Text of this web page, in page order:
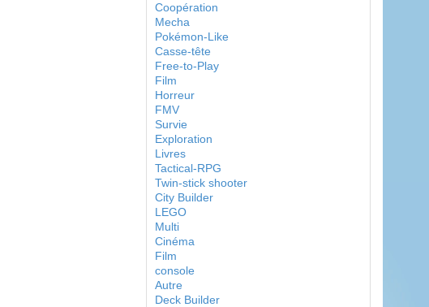
Coopération
Mecha
Pokémon-Like
Casse-tête
Free-to-Play
Film
Horreur
FMV
Survie
Exploration
Livres
Tactical-RPG
Twin-stick shooter
City Builder
LEGO
Multi
Cinéma
Film
console
Autre
Deck Builder